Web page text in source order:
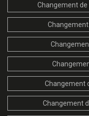
Changement
Changement
Changement